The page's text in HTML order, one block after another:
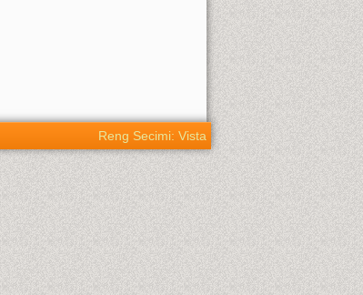
Reng Secimi: Vista